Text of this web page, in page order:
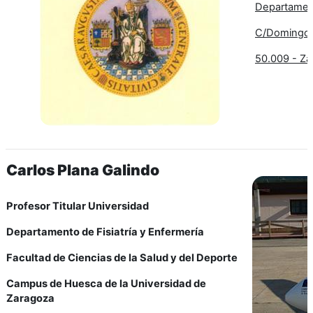
C/Domingo
50.009 -
Carlos Plana Galindo
Profesor Titular Universidad
Departamento de Fisiatría y Enfermería
Facultad de Ciencias de la Salud y del Deporte
Campus de Huesca de la Universidad de
Zaragoza